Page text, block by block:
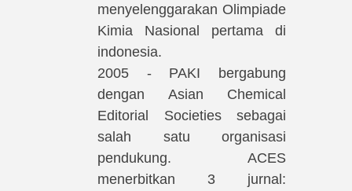
menyelenggarakan Olimpiade
Kimia Nasional pertama di
indonesia.
2005 - PAKI bergabung
dengan Asian Chemical
Editorial Societies sebagai
salah satu organisasi
pendukung. ACES
menerbitkan 3 jurnal: